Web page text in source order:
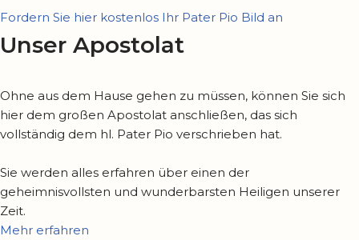
Fordern Sie hier kostenlos Ihr Pater Pio Bild an
Unser Apostolat
Ohne aus dem Hause gehen zu müssen, können Sie sich
hier dem großen Apostolat anschließen, das sich
vollständig dem hl. Pater Pio verschrieben hat.
Sie werden alles erfahren über einen der
geheimnisvollsten und wunderbarsten Heiligen unserer
Zeit.
Mehr erfahren